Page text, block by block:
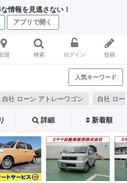
情報を見逃さない！
アプリで開く
国 検索 ログイン 投稿
人気キーワード
自社 ローン アトレーワゴン 自社 ロー
詳細 新着順